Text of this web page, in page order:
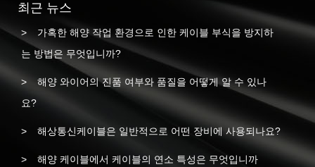
최근 뉴스
가혹한 해양 작업 환경으로 인한 케이블 부식을 방지하
는 방법은 무엇입니까?
해양 와이어의 진품 여부와 품질을 어떻게 알 수 있나
요?
해상통신케이블은 일반적으로 어떤 장비에 사용되나요?
해양 케이블에서 케이블의 연소 특성은 무엇입니까